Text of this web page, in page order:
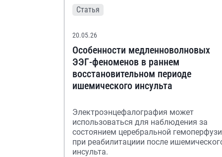
Статья
20.05.26
Особенности медленноволновых
ЭЭГ-феноменов в раннем
восстановительном периоде
ишемического инсульта
Электроэнцефалография может
использоваться для наблюдения за
состоянием церебральной
при реабилитациии после
инсульта.